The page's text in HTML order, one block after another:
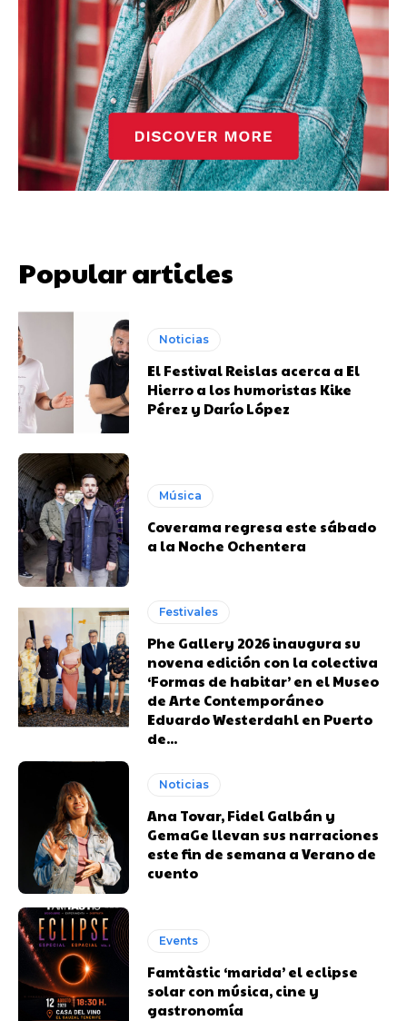
Popular articles
Noticias
El Festival Reislas acerca a El
Hierro a los humoristas Kike
Pérez y Darío López
Música
Coverama regresa este sábado
a la Noche Ochentera
Festivales
Phe Gallery 2026 inaugura su
novena edición con la colectiva
‘Formas de habitar’ en el Museo
de Arte Contemporáneo
Eduardo Westerdahl en Puerto
de...
Noticias
Ana Tovar, Fidel Galbán y
GemaGe llevan sus narraciones
este fin de semana a Verano de
cuento
Events
Famtàstic ‘marida’ el eclipse
solar con música, cine y
gastronomía